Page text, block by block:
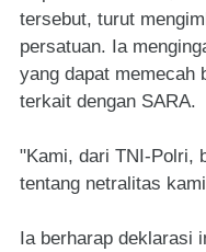
tersebut, turut
persatuan. Ia
yang dapat memecah
terkait dengan SARA.
"Kami, dari TNI-Polri,
tentang netralitas
Ia berharap deklarasi